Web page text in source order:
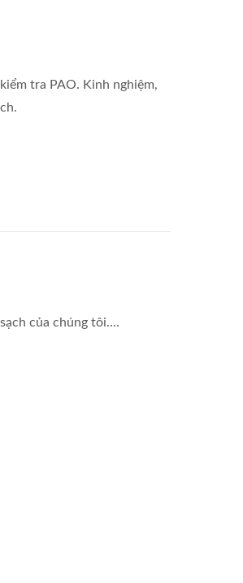
tra PAO. Kinh nghiệm,
của chúng tôi....